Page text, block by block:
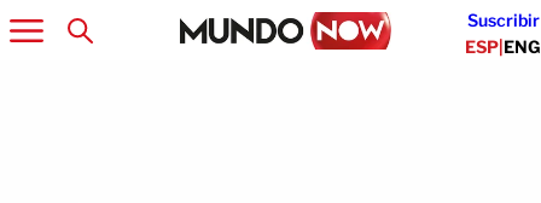
Suscribir
ESP|ENG